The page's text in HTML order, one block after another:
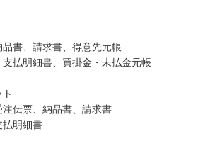
書、請求書、得意先元帳
払明細書、買掛金・未払金元帳
伝票、納品書、請求書
明細書